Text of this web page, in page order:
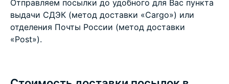
Отправляем посылки до удобного для Вас пункта
выдачи СДЭК (метод доставки «Cargo») или
отделения Почты России (метод доставки
«Post»).